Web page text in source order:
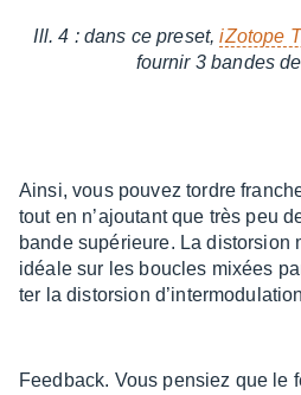
Ill. 4 : dans ce preset,iZotope
four­nir 3 bandes
Ainsi, vous pouvez tordre
tout en n’ajou­tant que très peu
bande supé­rieure. La distor­sion
idéale sur les boucles mixées
ter la distor­sion
Feed­back. Vous pensiez que le